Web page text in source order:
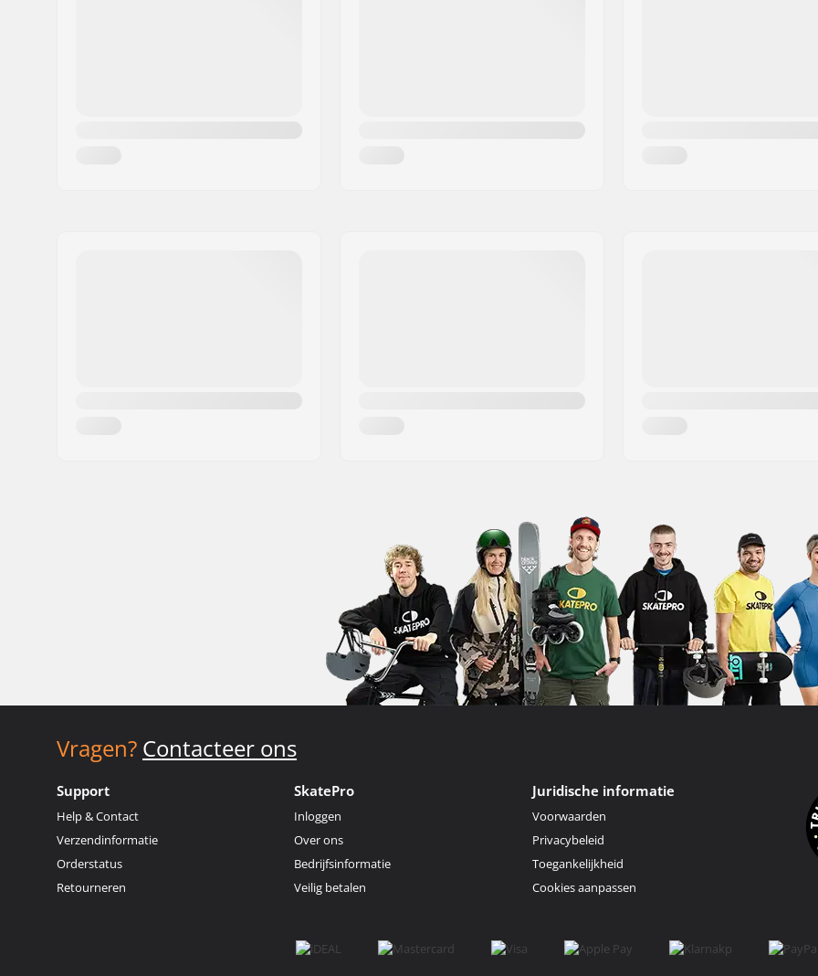
Vragen? Contacteer ons
Support
Help & Contact
Verzendinformatie
Orderstatus
Retourneren
SkatePro
Inloggen
Over ons
Bedrijfsinformatie
Veilig betalen
Juridische informatie
Voorwaarden
Privacybeleid
Toegankelijkheid
Cookies aanpassen